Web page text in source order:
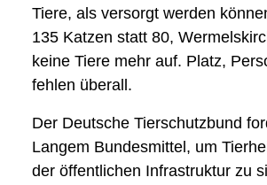
Tiere, als versorgt werden
135 Katzen statt 80,
keine Tiere mehr auf. Platz,
fehlen überall.
Der Deutsche Tierschutzbund
Langem Bundesmittel, um
der öffentlichen Infrastruktur zu